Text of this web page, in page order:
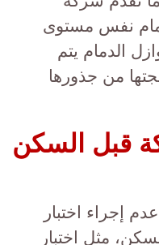
نفس مستوى
الدمام يتم
من جذورها
قبل السكن
إجراء اختبار
مثل اختبار